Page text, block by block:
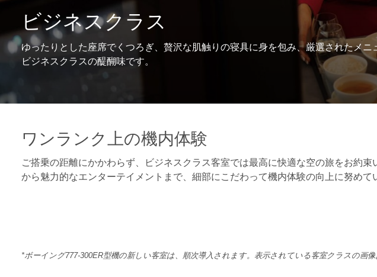
ビジネスクラス
ゆったりとした座席でくつろぎ、贅沢な肌触りの寝具に身を包み、厳選されたメ
ビジネスクラスの醍醐味です。
ワンランク上の機内体験
ご搭乗の距離にかかわらず、ビジネスクラス客室では最高に快適な空の旅をお約
から魅力的なエンターテイメントまで、細部にこだわって機内体験の向上に努めて
*ボーイング777-300ER型機の新しい客室は、順次導入されます。表示されている客室クラスの画